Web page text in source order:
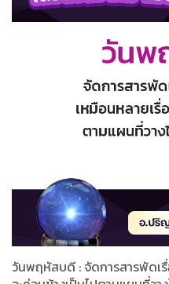
วันพฤหัสบดี : จัดการสารพัดเรื่